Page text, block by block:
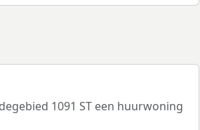
1091 ST een huurwoning